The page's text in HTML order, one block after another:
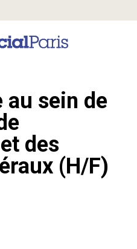
au sein de
des
(H/F)